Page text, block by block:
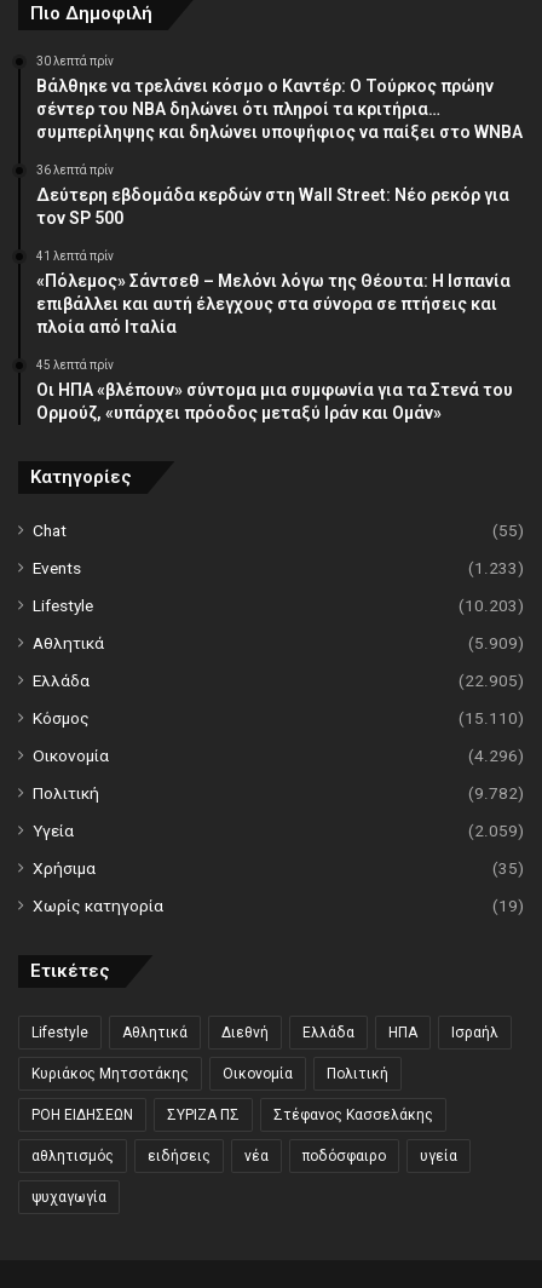
Πιο Δημοφιλή
30 λεπτά πρίν
Βάλθηκε να τρελάνει κόσμο ο Καντέρ: Ο Τούρκος πρώην
σέντερ του NBA δηλώνει ότι πληροί τα κριτήρια…
συμπερίληψης και δηλώνει υποψήφιος να παίξει στο WNBA
36 λεπτά πρίν
Δεύτερη εβδομάδα κερδών στη Wall Street: Νέο ρεκόρ για
τον SP 500
41 λεπτά πρίν
«Πόλεμος» Σάντσεθ – Μελόνι λόγω της Θέουτα: Η Ισπανία
επιβάλλει και αυτή έλεγχους στα σύνορα σε πτήσεις και
πλοία από Ιταλία
45 λεπτά πρίν
Οι ΗΠΑ «βλέπουν» σύντομα μια συμφωνία για τα Στενά του
Ορμούζ, «υπάρχει πρόοδος μεταξύ Ιράν και Ομάν»
Κατηγορίες
Chat
(55)
Events
(1.233)
Lifestyle
(10.203)
Αθλητικά
(5.909)
Ελλάδα
(22.905)
Κόσμος
(15.110)
Οικονομία
(4.296)
Πολιτική
(9.782)
Υγεία
(2.059)
Χρήσιμα
(35)
Χωρίς κατηγορία
(19)
Ετικέτες
Lifestyle Αθλητικά Διεθνή Ελλάδα ΗΠΑ Ισραήλ
Κυριάκος Μητσοτάκης Οικονομία Πολιτική
ΡΟΗ ΕΙΔΗΣΕΩΝ ΣΥΡΙΖΑ ΠΣ Στέφανος Κασσελάκης
αθλητισμός ειδήσεις νέα ποδόσφαιρο υγεία
ψυχαγωγία